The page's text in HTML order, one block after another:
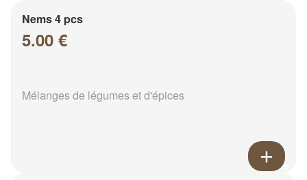
Nems 4 pcs
5.00 €
Mélanges de légumes et d'épices